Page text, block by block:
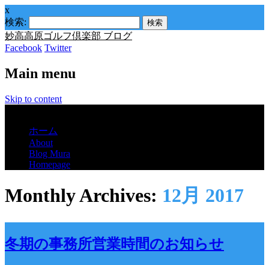
x
検索:
妙高高原ゴルフ倶楽部 ブログ
Facebook Twitter
Main menu
Skip to content
ホーム
About
Blog Mura
Homepage
Monthly Archives: 12月 2017
冬期の事務所営業時間のお知らせ